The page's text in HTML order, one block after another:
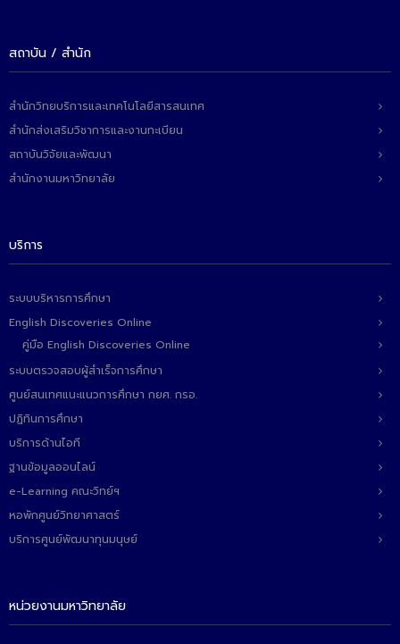
- ข่าวประชาสัมพันธ์ภายนอก
- ทุน/สมัครงาน/ศึกษาต่อ
วารสารคณะ
- การจัดการความรู้ (KM Scitech)
สวนดุสิต จังหวัดปราจีนบุรี
- โครงการส่งเสริมการปลูกกล้วยเล็บมือนางฯ
- ผลงาน/รางวัล
- SDU Zero Waste
- งานวิจัย/นวัตกรรม
ติดต่อเรา
สถาบัน / สำนัก
สำนักวิทยบริการและเทคโนโลยีสารสนเทศ
สำนักส่งเสริมวิชาการและงานทะเบียน
สถาบันวิจัยและพัฒนา
สำนักงานมหาวิทยาลัย
บริการ
ระบบบริหารการศึกษา
English Discoveries Online
คู่มือ English Discoveries Online
ระบบตรวจสอบผู้สำเร็จการศึกษา
ศูนย์สนเทศแนะแนวการศึกษา กยศ. กรอ.
ปฏิทินการศึกษา
บริการด้านไอที
ฐานข้อมูลออนไลน์
e-Learning คณะวิทย์ฯ
หอพักศูนย์วิทยาศาสตร์
บริการศูนย์พัฒนาทุนมนุษย์
หน่วยงานมหาวิทยาลัย